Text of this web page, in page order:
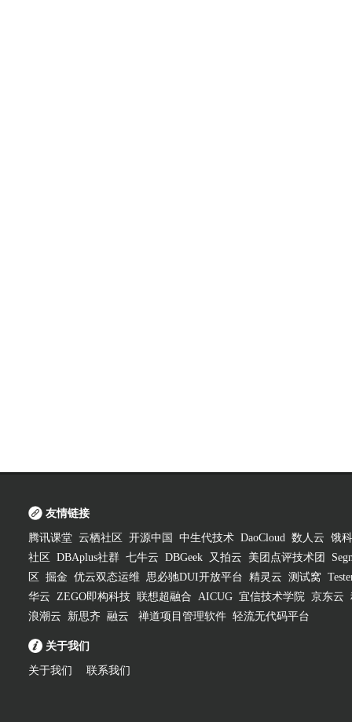
友情链接
腾讯课堂 云栖社区 开源中国 中生代技术 DaoCloud 数人云 饿
社区
DBAplus社群 七牛云 DBGeek 又拍云 美团点评技术团
区
掘金 优云双态运维 思必驰DUI开放平台 精灵云 测试窝
华云 ZEGO即构科技 联想超融合 AICUG 宜信技术学院 京东云
浪潮云
新思齐 融云 禅道项目管理软件 轻流无代码平台
关于我们
关于我们 联系我们